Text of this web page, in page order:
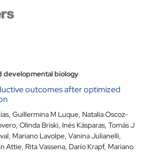
developmental biology
outcomes after optimized
Guillermina M Luque, Natalia Oscoz-
Olinda Briski, Inés Kásparas, Tomás J
Mariano Lavolpe, Vanina Julianelli,
Attie, Rita Vassena, Darío Krapf, Mariano